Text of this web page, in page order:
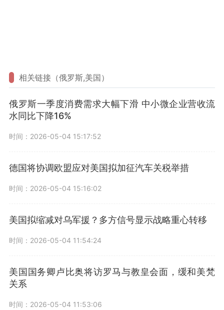
相关链接（俄罗斯,美国）
俄罗斯一季度消费需求大幅下滑 中小微企业营收流
水同比下降16%
时间：2026-05-04 15:17:52
德国将协调欧盟应对美国拟加征汽车关税举措
时间：2026-05-04 15:16:02
美国拟缩减对乌军援？多方信号显示战略重心转移
时间：2026-05-04 11:54:24
美国国务卿卢比奥将访罗马与教皇会面，缓和美梵
关系
时间：2026-05-04 11:53:06